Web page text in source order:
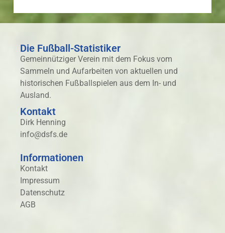
Die Fußball-Statistiker
Gemeinnütziger Verein mit dem Fokus vom
Sammeln und Aufarbeiten von aktuellen und
historischen Fußballspielen aus dem In- und
Ausland.
Kontakt
Dirk Henning
info@dsfs.de
Informationen
Kontakt
Impressum
Datenschutz
AGB